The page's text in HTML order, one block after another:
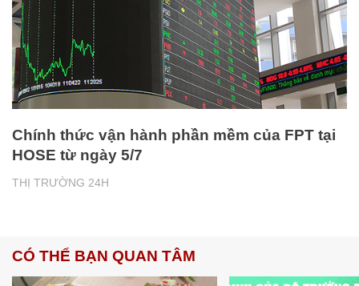
THỊ TRƯỜNG 24H
Chính thức vận hành phần mềm của FPT tại
HOSE từ ngày 5/7
CÓ THỂ BẠN QUAN TÂM